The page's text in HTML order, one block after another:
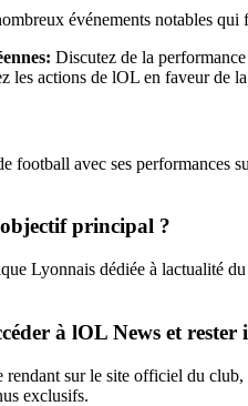
événements notables
Discutez de la
les actions de lOL en faveur de
avec ses performances
objectif principal ?
Lyonnais dédiée à lactualité
à lOL News et rester
sur le site officiel du
exclusifs.